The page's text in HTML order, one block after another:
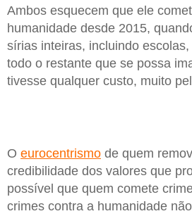
Ambos esquecem que ele
humanidade desde 2015,
sírias inteiras, incluindo
todo o restante que se possa
tivesse qualquer custo, muito
O eurocentrismo de quem
credibilidade dos valores que
possível que quem comete
crimes contra a humanidade